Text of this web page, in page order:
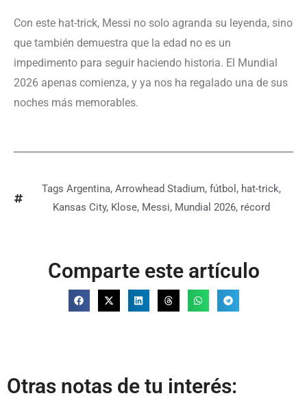
Con este hat-trick, Messi no solo agranda su leyenda, sino
que también demuestra que la edad no es un
impedimento para seguir haciendo historia. El Mundial
2026 apenas comienza, y ya nos ha regalado una de sus
noches más memorables.
Tags Argentina, Arrowhead Stadium, fútbol , hat-trick,
Kansas City, Klose, Messi, Mundial 2026, récord
Comparte este artículo
Otras notas de tu interés: